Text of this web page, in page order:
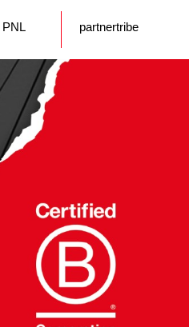
PNL partnertribe